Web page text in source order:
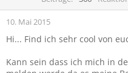
10. Mai 2015
Hi... Find ich sehr cool von
Kann sein dass ich mich in